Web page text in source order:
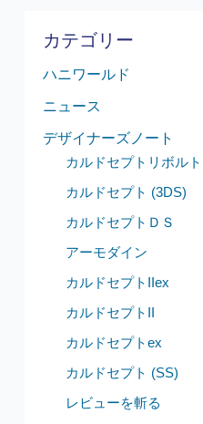
カテゴリー
ハニワールド
ニュース
デザイナーズノート
カルドセプトリボルト
カルドセプト (3DS)
カルドセプトＤＳ
アーモダイン
カルドセプトIIex
カルドセプトII
カルドセプトex
カルドセプト (SS)
レビューを斬る